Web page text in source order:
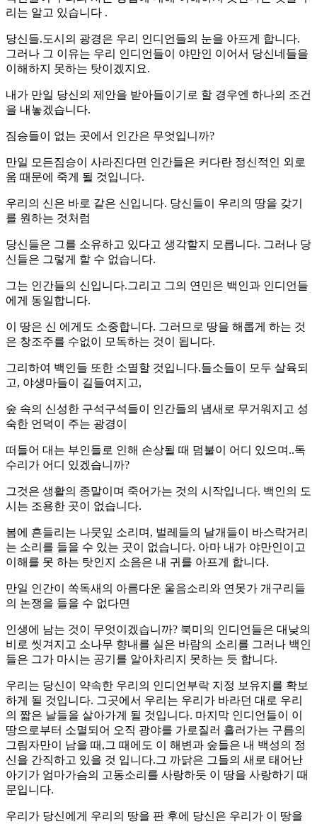
리는 알고 있습니다 .
당신들.도시의 광경은 우리 인디언들의 눈을 아프게 합니다.
그러나 그 이유는 우리 인디언들이 야만인 이어서 당신네들을
이해하지 못하는 탓이겠지요.
내가 만일 당신의 제안을 받아들이기로 할 경우엔 하나의 조건
을 내놓겠습니다.
짐승들이 없는 곳에서 인간은 무엇입니까?
만일 모든짐승이 사라진다면 인간들은 커다란 정신적인 외로
움 때문에 죽게 될 것입니다.
우리의 신은 바로 같은 신입니다. 당신들이 우리의 땅을 갖기
를 원하는 것처럼
당신들은 그를 소유하고 있다고 생각할지 모릅니다. 그러나 당
신들은 그렇게 할 수 없습니다.
그는 인간들의 신입니다.그리고 그의 연민은 백인과 인디언들
에게 동일합니다.
이 땅은 신 에게도 소중합니다. 그러므로 땅을 해롭게 하는 것
은 창조주를 수없이 모독하는 것이 됩니다.
그리하여 백인들 또한 소멸할 것입니다.들소들이 모두 살육되
고, 야생마들이 길들여지고,
숲 속의 신성한 구석구석들이 인간들의 냄새로 무거워지고 성
숙한 언덕이 주는 광경이
떠들어 대는 부인들로 인해 손상될 때 덤불이 어디 있으며..독
수리가 어디 있겠습니까?
그것은 생활의 종말이며 죽어가는 것의 시작입니다. 백인의 도
시는 조용한 곳이 없습니다.
봄에 흔들리는 나뭇잎 소리며, 벌레들의 날개들이 바스락거리
는 소리를 들을 수 있는 곳이 없습니다. 아마 내가 야만인이고
이해를 못 하는 탓인지 소음은 내 귀를 아프게 합니다.
만일 인간이 쏙독새의 아름다운 울음소리와 연못가 개구리들
의 논쟁을 들을 수 없다면
인생에 남는 것이 무엇이겠습니까? 북미의 인디언들은 대낮의
비로 씻겨지고 소나무 향내를 실은 바람의 소리를 그러나 백인
들은 그가 마시는 공기를 알아차리지 못하는 듯 합니다.
우리는 당신이 약속한 우리의 인디언부락 지정 보유지를 확보
하게 될 것입니다. 그곳에서 우리는 우리가 바라던 대로 우리
의 짧은 날들을 살아가게 될 것입니다. 마지막 인디언들이 이
땅으로부터 소멸되어 오직 광야를 가로질러 흘러가는 구름의
그림자만이 남을 때,그 때에도 이 해변과 숲들은 내 백성의 정
신을 간직하고 있을 것 입니다.그 까닭은 그들의 새로 태어난
아기가 엄마가슴의 고동소리를 사랑하듯 이 땅을 사랑하기 때
문입니다.
우리가 당신에게 우리의 땅을 판 후에 당신은 우리가 이 땅을